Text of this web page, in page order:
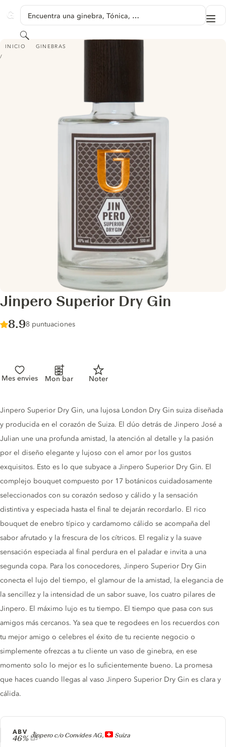
GINVENTORY
Encuentra una ginebra, Tónica, …
Buscar
INICIO GINEBRAS
JINPERO SUPERIOR DRY GIN
Jinpero Superior Dry Gin
Score :
8.9/ 10
8 puntuaciones
Mes envies Mon bar Noter
Producer
Jinpero c/o Convides AG, Suiza
ABV
46%
Gin description
Jinpero Superior Dry Gin, una lujosa London Dry Gin suiza diseñada
y producida en el corazón de Suiza. El dúo detrás de Jinpero José a
Julian une una profunda amistad, la atención al detalle y la pasión
por el diseño elegante y lujoso con el amor por los gustos
exquisitos. Esto es lo que subyace a Jinpero Superior Dry Gin. El
complejo bouquet compuesto por 17 botánicos cuidadosamente
seleccionados con su corazón sedoso y cálido y la sensación
distintiva y especiada hasta el final te dejarán recordarlo. El rico
bouquet de enebro típico y cardamomo cálido se acompaña del
sabor afrutado y la frescura de los cítricos. El regaliz y la suave
sensación especiada al final perdura en el paladar e invita a una
segunda copa. Para los conocedores, Jinpero Superior Dry Gin
conecta el lujo del tiempo, el glamour de la amistad, la elegancia de
la sencillez y la intensidad de un sabor suave, los cuatro pilares de
Jinpero. El máximo lujo es tu tiempo. El tiempo que pasa con sus
amigos más cercanos. Ya sea que te regodees en los recuerdos con
tu mejor amigo o celebres el éxito de tu reciente negocio o
simplemente ofrezcas a tu cliente un vaso de ginebra, en ese
momento solo lo mejor es lo suficientemente bueno. La promesa
que haces cuando llegas al vaso Jinpero Superior Dry Gin es clara y
cálida.